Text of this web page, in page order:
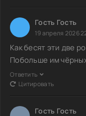
Гость Гость
19 апреля 2026
Как бесят эти две
Побольше им
Ответить
Цитировать
Гость Гость